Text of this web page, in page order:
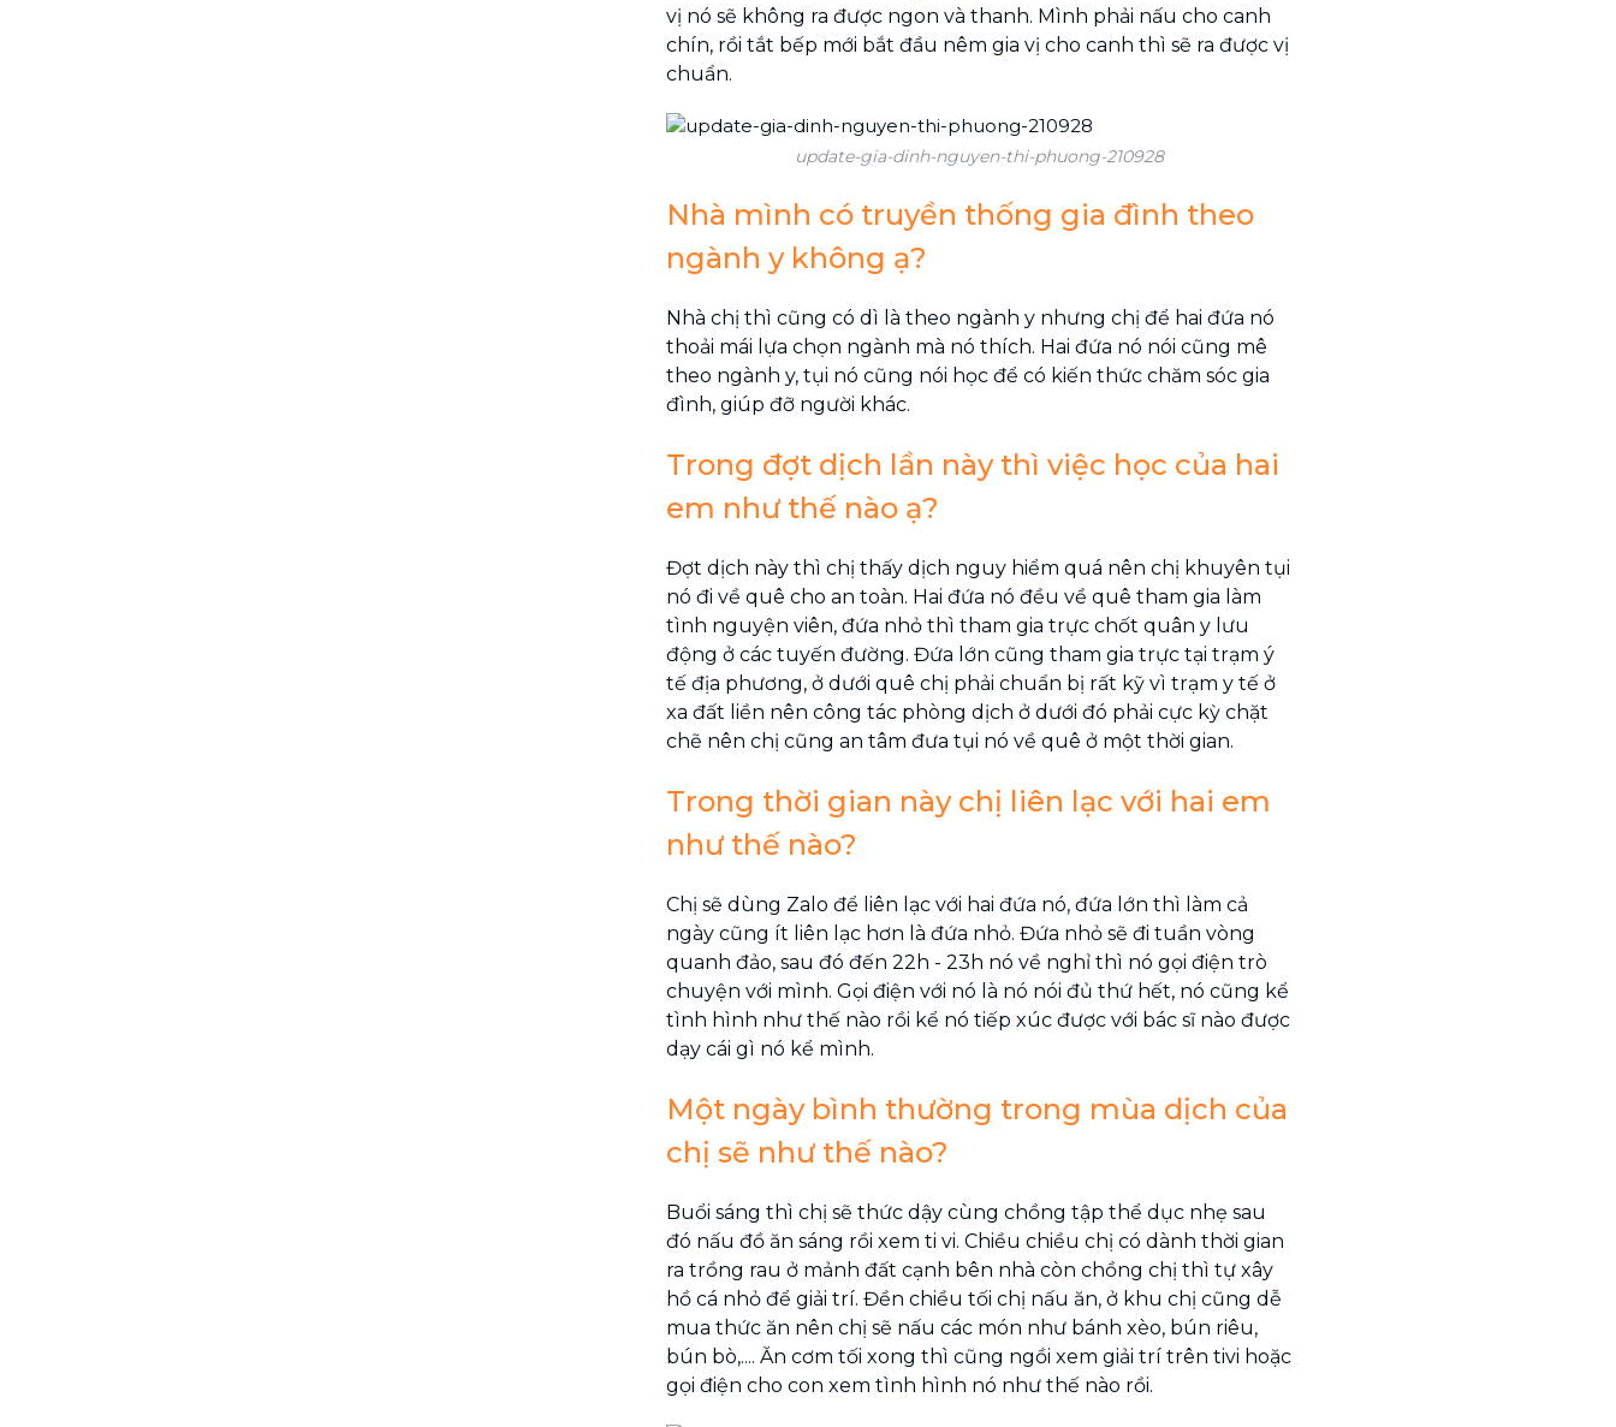
vị nó sẽ không ra được ngon và thanh. Mình phải nấu cho canh
chín, rồi tắt bếp mới bắt đầu nêm gia vị cho canh thì sẽ ra được vị
chuẩn.
update-gia-dinh-nguyen-thi-phuong-210928
Nhà mình có truyền thống gia đình theo
ngành y không ạ?
Nhà chị thì cũng có dì là theo ngành y nhưng chị để hai đứa nó
thoải mái lựa chọn ngành mà nó thích. Hai đứa nó nói cũng mê
theo ngành y, tụi nó cũng nói học để có kiến thức chăm sóc gia
đình, giúp đỡ người khác.
Trong đợt dịch lần này thì việc học của hai
em như thế nào ạ?
Đợt dịch này thì chị thấy dịch nguy hiểm quá nên chị khuyên tụi
nó đi về quê cho an toàn. Hai đứa nó đều về quê tham gia làm
tình nguyện viên, đứa nhỏ thì tham gia trực chốt quân y lưu
động ở các tuyến đường. Đứa lớn cũng tham gia trực tại trạm ý
tế địa phương, ở dưới quê chị phải chuẩn bị rất kỹ vì trạm y tế ở
xa đất liền nên công tác phòng dịch ở dưới đó phải cực kỳ chặt
chẽ nên chị cũng an tâm đưa tụi nó về quê ở một thời gian.
Trong thời gian này chị liên lạc với hai em
như thế nào?
Chị sẽ dùng Zalo để liên lạc với hai đứa nó, đứa lớn thì làm cả
ngày cũng ít liên lạc hơn là đứa nhỏ. Đứa nhỏ sẽ đi tuần vòng
quanh đảo, sau đó đến 22h - 23h nó về nghỉ thì nó gọi điện trò
chuyện với mình. Gọi điện với nó là nó nói đủ thứ hết, nó cũng kể
tình hình như thế nào rồi kể nó tiếp xúc được với bác sĩ nào được
dạy cái gì nó kể mình.
Một ngày bình thường trong mùa dịch của
chị sẽ như thế nào?
Buổi sáng thì chị sẽ thức dậy cùng chồng tập thể dục nhẹ sau
đó nấu đồ ăn sáng rồi xem ti vi. Chiều chiều chị có dành thời gian
ra trồng rau ở mảnh đất cạnh bên nhà còn chồng chị thì tự xây
hồ cá nhỏ để giải trí. Đền chiều tối chị nấu ăn, ở khu chị cũng dễ
mua thức ăn nên chị sẽ nấu các món như bánh xèo, bún riêu,
bún bò,.... Ăn cơm tối xong thì cũng ngồi xem giải trí trên tivi hoặc
gọi điện cho con xem tình hình nó như thế nào rồi.